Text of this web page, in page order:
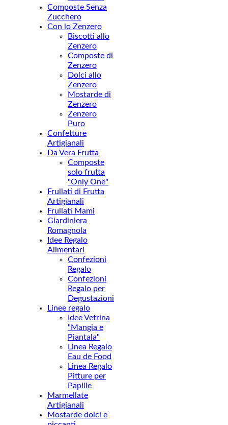
Composte Senza
Zucchero
Con lo Zenzero
Biscotti allo
Zenzero
Composte di
Zenzero
Dolci allo
Zenzero
Mostarde di
Zenzero
Zenzero
Puro
Confetture
Artigianali
Da Vera Frutta
Composte
solo frutta
"Only One"
Frullati di Frutta
Artigianali
Frullati Mami
Giardiniera
Romagnola
Idee Regalo
Alimentari
Confezioni
Regalo
Confezioni
Regalo per
Degustazioni
Linee regalo
Idee Vetrina
"Mangia e
Piantala"
Linea Regalo
Eau de Food
Linea Regalo
Pitture per
Papille
Marmellate
Artigianali
Mostarde dolci e